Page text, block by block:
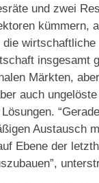
und zwei
kümmern,
insgesamt
Märkten,
auch
Austausch
Ebene der